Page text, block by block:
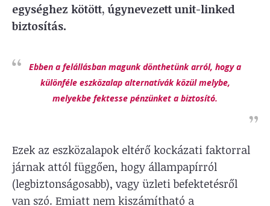
egységhez kötött, úgynevezett unit-linked
biztosítás.
Ebben a felállásban magunk dönthetünk arról, hogy a
különféle eszközalap alternatívák közül melybe,
melyekbe fektesse pénzünket a biztosító.
Ezek az eszközalapok eltérő kockázati faktorral
járnak attól függően, hogy állampapírról
(legbiztonságosabb), vagy üzleti befektetésről
van szó. Emiatt nem kiszámítható a